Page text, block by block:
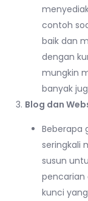
contoh
baik dan
dengan
mungkin
banyak
Blog dan
Beberapa
seringkali
susun
pencarian
kunci